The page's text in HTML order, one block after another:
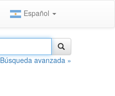
Español
Búsqueda avanzada »